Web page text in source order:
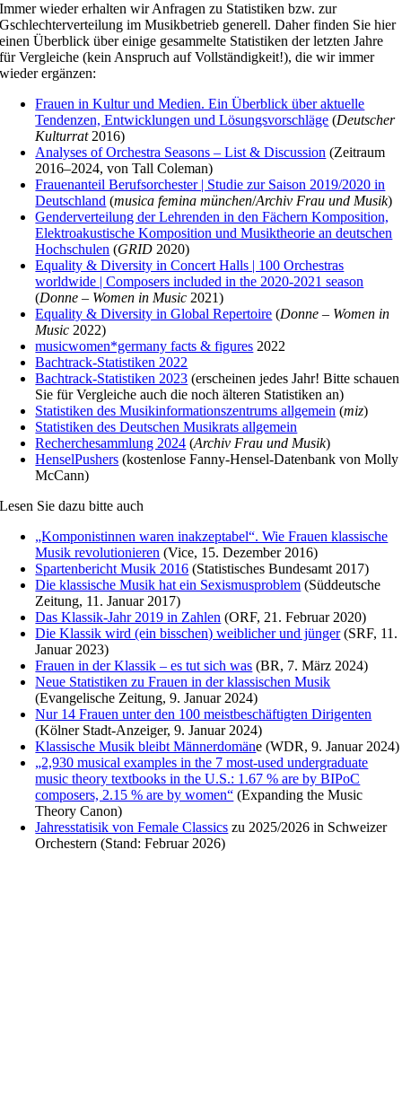
Immer wieder erhalten wir Anfragen zu Statistiken bzw. zur
Gschlechterverteilung im Musikbetrieb generell. Daher finden Sie hier
einen Überblick über einige gesammelte Statistiken der letzten Jahre
für Vergleiche (kein Anspruch auf Vollständigkeit!), die wir immer
wieder ergänzen:
Frauen in Kultur und Medien. Ein Überblick über aktuelle
Tendenzen, Entwicklungen und Lösungsvorschläge (Deutscher
Kulturrat2016)
Analyses of Orchestra Seasons – List & Discussion (Zeitraum
2016–2024, von Tall Coleman)
Frauenanteil Berufsorchester | Studie zur Saison 2019/2020 in
Deutschland (musica femina münchen/Archiv Frau und Musik)
Genderverteilung der Lehrenden in den Fächern Komposition,
Elektroakustische Komposition und Musiktheorie an deutschen
Hochschulen (GRID 2020)
Equality & Diversity in Concert Halls | 100 Orchestras
worldwide | Composers included in the 2020-2021 season
(Donne – Women in Music 2021)
Equality & Diversity in Global Repertoire (Donne – Women in
Music 2022)
musicwomen*germany facts & figures 2022
Bachtrack-Statistiken 2022
Bachtrack-Statistiken 2023 (erscheinen jedes Jahr! Bitte schauen
Sie für Vergleiche auch die noch älteren Statistiken an)
Statistiken des Musikinformationszentrums allgemein (miz)
Statistiken des Deutschen Musikrats allgemein
Recherchesammlung 2024 (Archiv Frau und Musik)
HenselPushers (kostenlose Fanny-Hensel-Datenbank von Molly
McCann)
Lesen Sie dazu bitte auch
„Komponistinnen waren inakzeptabel“. Wie Frauen klassische
Musik revolutionieren (Vice, 15. Dezember 2016)
Spartenbericht Musik 2016 (Statistisches Bundesamt 2017)
Die klassische Musik hat ein Sexismusproblem (Süddeutsche
Zeitung, 11. Januar 2017)
Das Klassik-Jahr 2019 in Zahlen (ORF, 21. Februar 2020)
Die Klassik wird (ein bisschen) weiblicher und jünger(SRF, 11.
Januar 2023)
Frauen in der Klassik – es tut sich was (BR, 7. März 2024)
Neue Statistiken zu Frauen in der klassischen Musik
(Evangelische Zeitung, 9. Januar 2024)
Nur 14 Frauen unter den 100 meistbeschäftigten Dirigenten
(Kölner Stadt-Anzeiger, 9. Januar 2024)
Klassische Musik bleibt Männerdomäne (WDR, 9. Januar 2024)
„2,930 musical examples in the 7 most-used undergraduate
music theory textbooks in the U.S.: 1.67 % are by BIPoC
composers, 2.15 % are by women“ (Expanding the Music
Theory Canon)
Jahresstatisik von Female Classics zu 2025/2026 in Schweizer
Orchestern (Stand: Februar 2026)